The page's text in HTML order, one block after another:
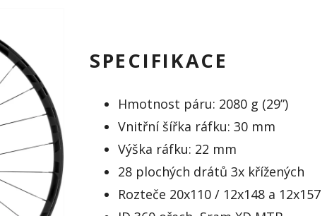
SPECIFIKACE
Hmotnost páru: 2080 g (29”)
Vnitřní šířka ráfku: 30 mm
Výška ráfku: 22 mm
28 plochých drátů 3x křížených
Rozteče 20x110 / 12x148 a 12x157